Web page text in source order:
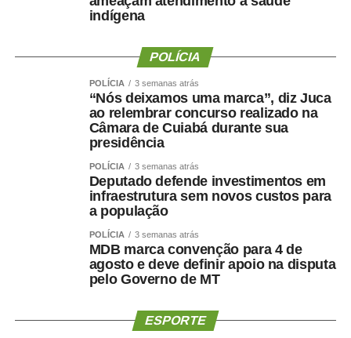
pessoas mais velhas, sedentárias, submetidas a dietas
Mesmo com o avanço dos medicamentos para
obesidade, o objetivo não deve ser apenas reduzir o
número na balança. O tratamento precisa preservar
músculo, reduzir gordura visceral, melhorar o
metabolismo e manter a autonomia.
O paciente não deve apenas ficar mais leve. Deve
mais saudável, mais forte e funcionalmente mais
Por que o músculo influencia
a saúde cerebral?
indígena
POLÍCIA
POLÍCIA 3 semanas atrás
“Nós deixamos uma marca”, diz Juca
ao relembrar concurso realizado na
Câmara de Cuiabá durante sua
presidência
POLÍCIA 3 semanas atrás
Deputado defende investimentos em
infraestrutura sem novos custos para
a população
POLÍCIA 3 semanas atrás
MDB marca convenção para 4 de
agosto e deve definir apoio na disputa
pelo Governo de MT
ESPORTE